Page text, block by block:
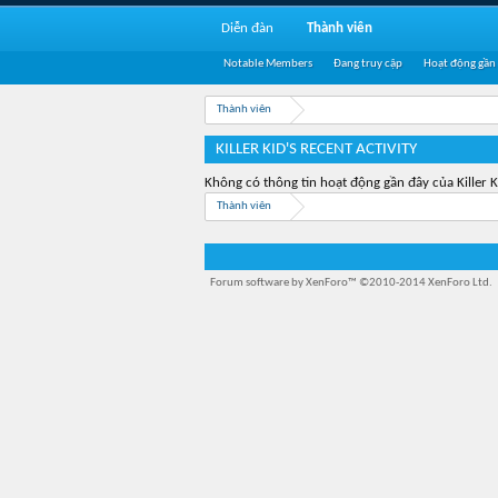
Thành viên
KILLER KID'S RECENT ACTIVITY
Không có thông tin hoạt động gần đây của Killer
Thành viên
Diễn đàn Thành viên
Notable Members Đang truy cập Hoạt động gần
Forum software by XenForo™ ©2010-2014 XenForo Ltd.